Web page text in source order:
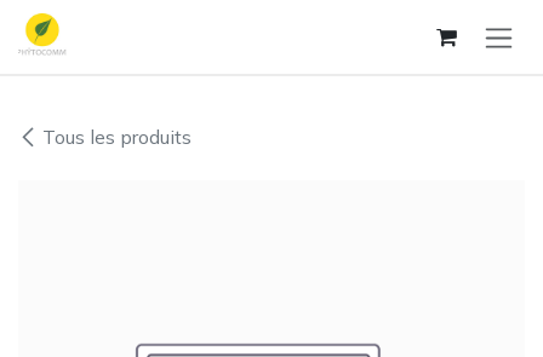
Se rendre au contenu
Tous les produits